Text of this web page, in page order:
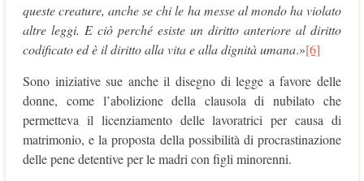
queste creature, anche se chi le ha messe al mondo ha violato
altre leggi. E ciò perché esiste un diritto anteriore al diritto
codificato ed è il diritto alla vita e alla dignità umana.»[6]
Sono iniziative sue anche il disegno di legge a favore delle
donne, come l’abolizione della clausola di nubilato che
permetteva il licenziamento delle lavoratrici per causa di
matrimonio, e la proposta della possibilità di procrastinazione
delle pene detentive per le madri con figli minorenni.